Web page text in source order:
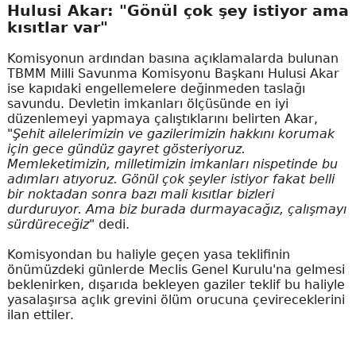
Hulusi Akar: "Gönül çok şey istiyor ama
kısıtlar var"
Komisyonun ardından basına açıklamalarda bulunan
TBMM Milli Savunma Komisyonu Başkanı Hulusi Akar
ise kapıdaki engellemelere değinmeden taslağı
savundu. Devletin imkanları ölçüsünde en iyi
düzenlemeyi yapmaya çalıştıklarını belirten Akar,
"Şehit ailelerimizin ve gazilerimizin hakkını korumak
için gece gündüz gayret gösteriyoruz.
Memleketimizin, milletimizin imkanları nispetinde bu
adımları atıyoruz. Gönül çok şeyler istiyor fakat belli
bir noktadan sonra bazı mali kısıtlar bizleri
durduruyor. Ama biz burada durmayacağız, çalışmayı
sürdüreceğiz" dedi.
Komisyondan bu haliyle geçen yasa teklifinin
önümüzdeki günlerde Meclis Genel Kurulu'na gelmesi
beklenirken, dışarıda bekleyen gaziler teklif bu haliyle
yasalaşırsa açlık grevini ölüm orucuna çevireceklerini
ilan ettiler.